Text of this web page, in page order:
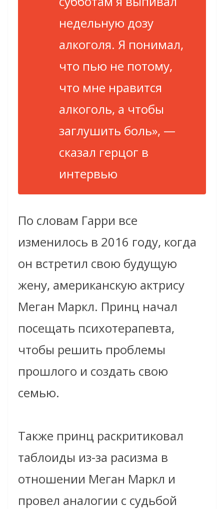
недельную дозу
алкоголя. Я понимал,
что пью не потому,
что мне нравится
алкоголь, а чтобы
заглушить боль», —
сказал герцог в
интервью
По словам Гарри все
изменилось в 2016 году, когда
он встретил свою будущую
жену, американскую актрису
Меган Маркл. Принц начал
посещать психотерапевта,
чтобы решить проблемы
прошлого и создать свою
семью.
Также принц раскритиковал
таблоиды из-за расизма в
отношении Меган Маркл и
провел аналогии с судьбой